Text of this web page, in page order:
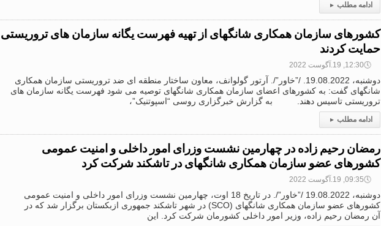
ادامه مطلب ▸
کشورهای سازمان همکاری شانگهای از تهیه فهرست یگانه سازمان های تروریستی
حمایت کردند
🕔12:30, 19.آگوست 2022
دوشنبه، 19.08.2022. /”خاور”/. آرتور گولوانف، معاون ساختار منطقه ای ضد تروریستی سازمان همکاری
شانگهای گفت: به کشورهای اعضای سازمان همکاری شانگهای توصیه می شود فهرست یگانه سازمان های
تروریستی تاسیس دهند. به گزارش خبرگزاری روسی “اسپوتنیک”،
ادامه مطلب ▸
رمضان رحیم زاده در چهارمین نشست وزرای امور داخلی و امنیت عمومی
کشورهای عضو سازمان همکاری شانگهای در تاشکند شرکت کرد
🕔09:35, 19.آگوست 2022
دوشنبه، 19.08.2022 /”خاور”/. در تاریخ 18 اوت، چهارمین نشست وزرای امور داخلی و امنیت عمومی
کشورهای عضو سازمان همکاری شانگهای (SCO) در شهر تاشکند جمهوری ازبکستان برگزار شد که در
آن رمضان رحیم زاده، وزیر امور داخلی کشورمان شرکت کرد. این